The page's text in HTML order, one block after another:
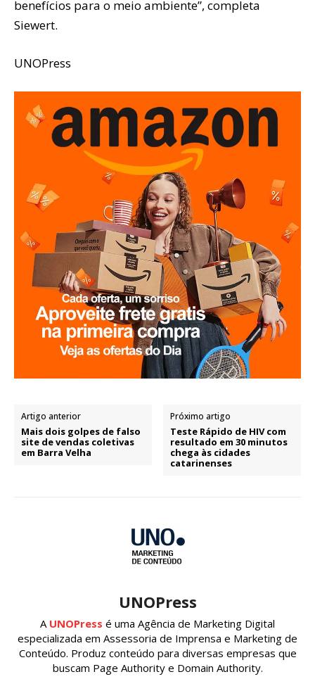
benefícios para o meio ambiente”, completa
Siewert.
UNOPress
Artigo anterior
Mais dois golpes de falso
site de vendas coletivas
em Barra Velha
Próximo artigo
Teste Rápido de HIV com
resultado em 30 minutos
chega às cidades
catarinenses
UNOPress
A UNOPress é uma Agência de Marketing Digital
especializada em Assessoria de Imprensa e Marketing de
Conteúdo. Produz conteúdo para diversas empresas que
buscam Page Authority e Domain Authority.